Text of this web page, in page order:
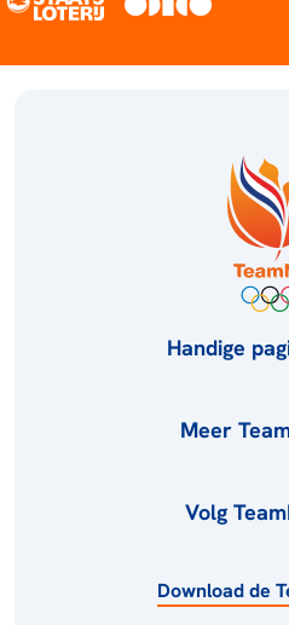
Handige
Meer
Volg
Download de